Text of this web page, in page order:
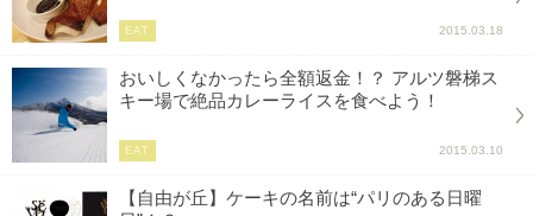
EAT 2015.03.18
おいしくなかったら全額返金！？ アルツ磐梯ス
キー場で絶品カレーライスを食べよう！
EAT 2015.03.10
【自由が丘】ケーキの名前は“パリのある日曜